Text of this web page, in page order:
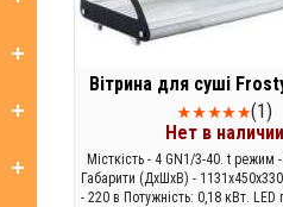
Вітрина для суші
(1)
Нет в наличии
Місткість - 4 GN1/3-40. t режим
Габарити (ДхШхВ) -
- 220 в Потужність: 0,18 кВт. LED